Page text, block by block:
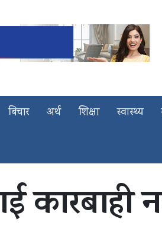
बिचार अर्थ शिक्षा स्वास्थ्य
कारबाही